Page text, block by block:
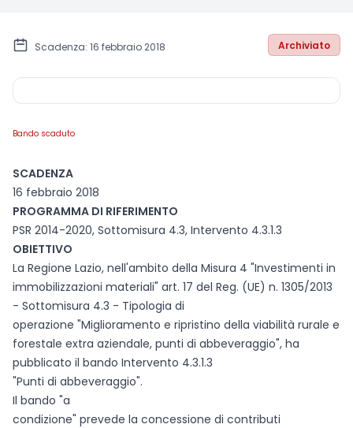
Scadenza: 16 febbraio 2018 Archiviato
Bando scaduto
SCADENZA
16 febbraio 2018
PROGRAMMA DI RIFERIMENTO
PSR 2014-2020, Sottomisura 4.3, Intervento 4.3.1.3
OBIETTIVO
La Regione Lazio, nell'ambito della Misura 4 "Investimenti in
immobilizzazioni materiali" art. 17 del Reg. (UE) n. 1305/2013
- Sottomisura 4.3 - Tipologia di
operazione "Miglioramento e ripristino della viabilità rurale e
forestale extra aziendale, punti di abbeveraggio", ha
pubblicato il bando Intervento 4.3.1.3
"Punti di abbeveraggio".
Il bando "a
condizione" prevede la concessione di contributi